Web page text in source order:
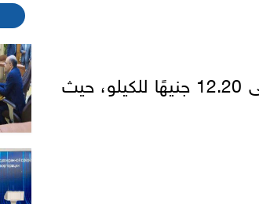
تراوح سعر المستهلك للدقيق ما بين 8.50 إلى 12.20 جنيهًا للكيلو، حيث